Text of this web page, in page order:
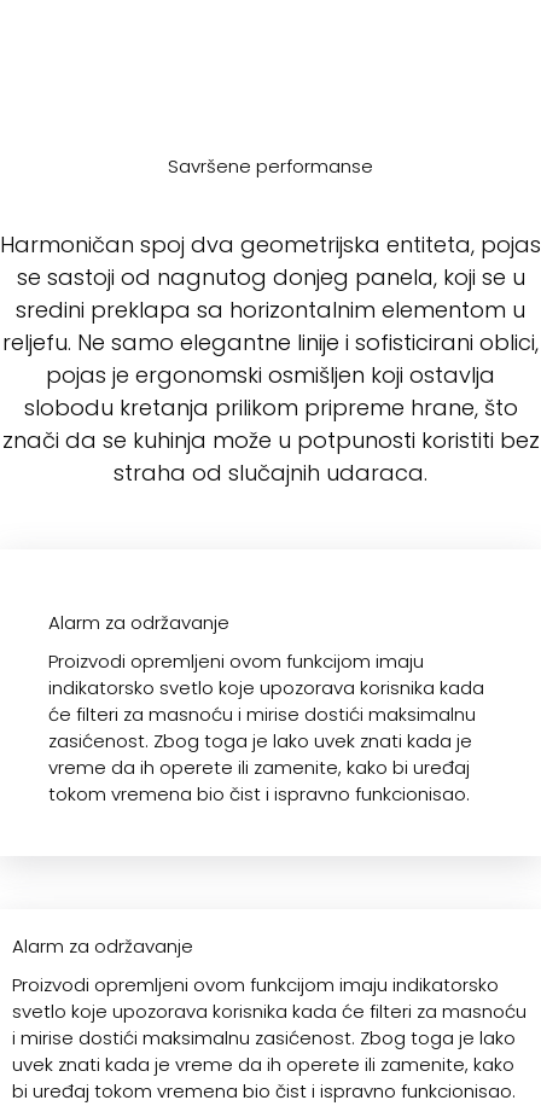
Savršene performanse
Harmoničan spoj dva geometrijska entiteta, pojas
se sastoji od nagnutog donjeg panela, koji se u
sredini preklapa sa horizontalnim elementom u
reljefu. Ne samo elegantne linije i sofisticirani oblici,
pojas je ergonomski osmišljen koji ostavlja
slobodu kretanja prilikom pripreme hrane, što
znači da se kuhinja može u potpunosti koristiti bez
straha od slučajnih udaraca.
Alarm za održavanje
Proizvodi opremljeni ovom funkcijom imaju
indikatorsko svetlo koje upozorava korisnika kada
će filteri za masnoću i mirise dostići maksimalnu
zasićenost. Zbog toga je lako uvek znati kada je
vreme da ih operete ili zamenite, kako bi uređaj
tokom vremena bio čist i ispravno funkcionisao.
Alarm za održavanje
Proizvodi opremljeni ovom funkcijom imaju indikatorsko
svetlo koje upozorava korisnika kada će filteri za masnoću
i mirise dostići maksimalnu zasićenost. Zbog toga je lako
uvek znati kada je vreme da ih operete ili zamenite, kako
bi uređaj tokom vremena bio čist i ispravno funkcionisao.